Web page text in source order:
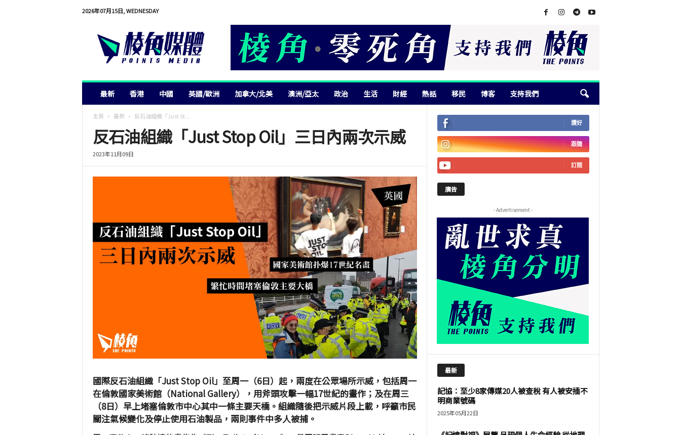
2026年07月15日, WEDNESDAY
最新 香港 中國 英國/歐洲 加拿大/北美 澳洲/亞太 政治 生活 財經 熱話 移民 博客 支持我們
主頁 最新 反石油組織「Just St...
反石油組織「Just Stop Oil」三日內兩次示威
2023年11月09日
國際反石油組織「Just Stop Oil」至周一（6日）起，兩度在公眾場所示威，包括周一
在倫敦國家美術館（National Gallery），用斧頭攻擊一幅17世紀的畫作；及在周三
（8日）早上堵塞倫敦市中心其中一條主要天橋。組織隨後把示威片段上載，呼籲市民
關注氣候變化及停止使用石油製品，兩則事件中多人被捕。
讚好
跟隨
訂閱
廣告
- Advertisement -
最新
記協：至少8家傳媒20人被查稅 有人被安插不
明商業號碼
2025年05月22日